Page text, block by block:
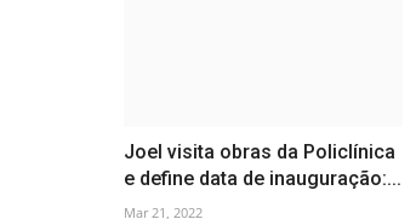
Joel visita obras da Policlínica
e define data de inauguração:...
Mar 21, 2022